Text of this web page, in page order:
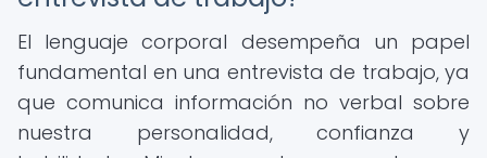
El lenguaje corporal desempeña un papel
fundamental en una entrevista de trabajo, ya
que comunica información no verbal sobre
nuestra personalidad, confianza y